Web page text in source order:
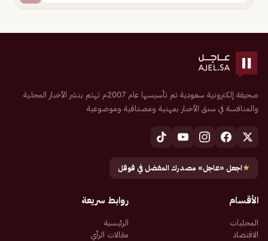
صحيفة إلكترونية سعودية تم تأسيسها عام 2007م تهتم بنشر الأخبار المحلية
والمنافسة في سبق الأخبار بمهنية ومصداقية وموضوعية
★اجعل «عاجل» مصدرك المفضل في قوقل
الأقسام
المحليات
الاقتصاد
روابط سريعة
الرئيسية
مقالات الرأي